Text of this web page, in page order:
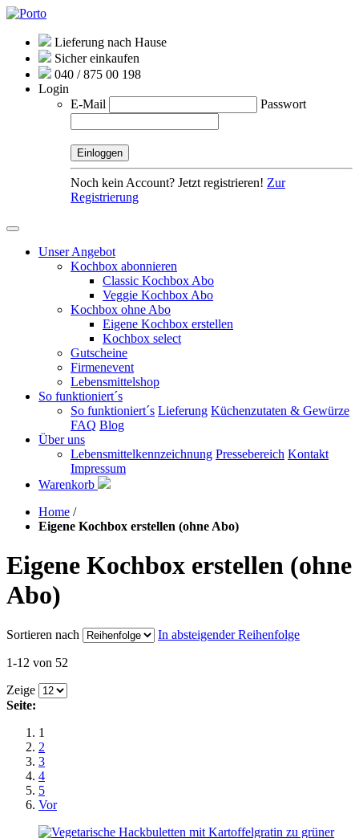
Lieferung nach Hause
Sicher einkaufen
040 / 875 00 198
Login
E-Mail
Passwort
Noch kein Account? Jetzt registrieren! Zur
Registrierung
Unser Angebot
Kochbox abonnieren
Classic Kochbox Abo
Veggie Kochbox Abo
Kochbox ohne Abo
Eigene Kochbox erstellen
Kochbox select
Gutscheine
Firmenevent
Lebensmittelshop
So funktioniert´s
So funktioniert´s Lieferung Küchenzutaten & Gewürze
FAQ Blog
Über uns
Lebensmittelkennzeichnung Pressebereich Kontakt
Impressum
Warenkorb
Home /
Eigene Kochbox erstellen (ohne Abo)
Eigene Kochbox erstellen (ohne
Abo)
Sortieren nach In absteigender Reihenfolge
1-12 von 52
Zeige
Seite:
1
2
3
4
5
Vor